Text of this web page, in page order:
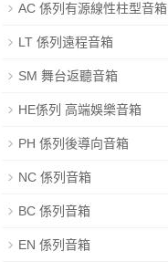
AC 係列有源線性柱型音箱
LT 係列遠程音箱
SM 舞台返聽音箱
HE係列 高端娛樂音箱
PH 係列後導向音箱
NC 係列音箱
BC 係列音箱
EN 係列音箱